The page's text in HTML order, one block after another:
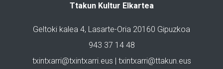
Ttakun Kultur Elkartea
Geltoki kalea 4, Lasarte-Oria 20160 Gipuzkoa
943 37 14 48
txintxarri@txintxarri.eus | txintxarri@ttakun.eus